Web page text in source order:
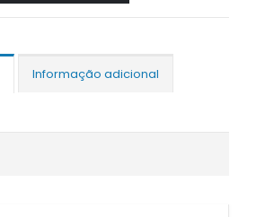
Informação adicional